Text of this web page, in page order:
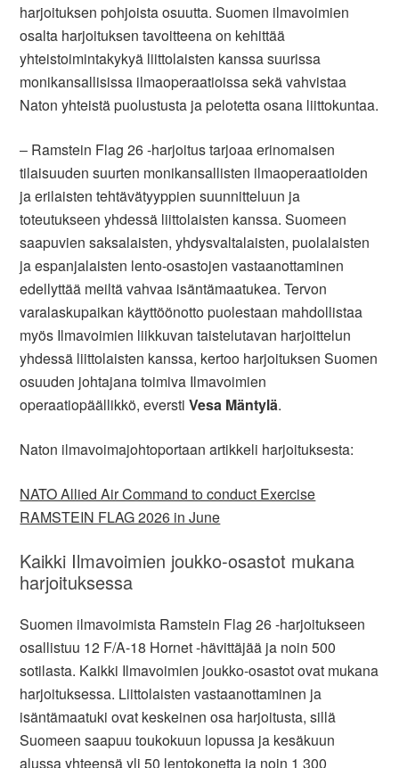
harjoituksen pohjoista osuutta. Suomen ilmavoimien
osalta harjoituksen tavoitteena on kehittää
yhteistoimintakykyä liittolaisten kanssa suurissa
monikansallisissa ilmaoperaatioissa sekä vahvistaa
Naton yhteistä puolustusta ja pelotetta osana liittokuntaa.
‒ Ramstein Flag 26 -harjoitus tarjoaa erinomaisen
tilaisuuden suurten monikansallisten ilmaoperaatioiden
ja erilaisten tehtävätyyppien suunnitteluun ja
toteutukseen yhdessä liittolaisten kanssa. Suomeen
saapuvien saksalaisten, yhdysvaltalaisten, puolalaisten
ja espanjalaisten lento-osastojen vastaanottaminen
edellyttää meiltä vahvaa isäntämaatukea. Tervon
varalaskupaikan käyttöönotto puolestaan mahdollistaa
myös Ilmavoimien liikkuvan taistelutavan harjoittelun
yhdessä liittolaisten kanssa, kertoo harjoituksen Suomen
osuuden johtajana toimiva Ilmavoimien
operaatiopäällikkö, everstiVesa Mäntylä.
Naton ilmavoimajohtoportaan artikkeli harjoituksesta:
NATO Allied Air Command to conduct Exercise
RAMSTEIN FLAG 2026 in June
Kaikki Ilmavoimien joukko-osastot mukana
harjoituksessa
Suomen ilmavoimista Ramstein Flag 26 -harjoitukseen
osallistuu 12 F/A-18 Hornet -hävittäjää ja noin 500
sotilasta. Kaikki Ilmavoimien joukko-osastot ovat mukana
harjoituksessa. Liittolaisten vastaanottaminen ja
isäntämaatuki ovat keskeinen osa harjoitusta, sillä
Suomeen saapuu toukokuun lopussa ja kesäkuun
alussa yhteensä yli 50 lentokonetta ja noin 1 300